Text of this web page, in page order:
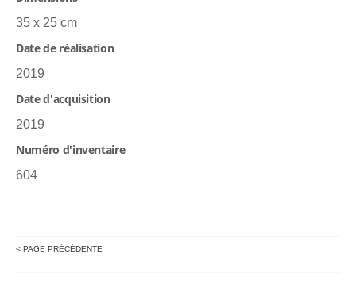
35 x 25 cm
Date de réalisation
2019
Date d'acquisition
2019
Numéro d'inventaire
604
< PAGE PRÉCÉDENTE